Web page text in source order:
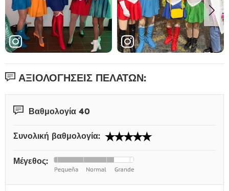
ΑΞΙΟΛΟΓΉΣΕΙΣ ΠΕΛΑΤΏΝ:
Βαθμολογία 40
Συνολική βαθμολογία:
Μέγεθος: